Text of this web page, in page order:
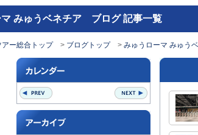
マ みゅうベネチア ブログ 記事一覧
ー総合トップ ブログトップ みゅうローマ みゅう